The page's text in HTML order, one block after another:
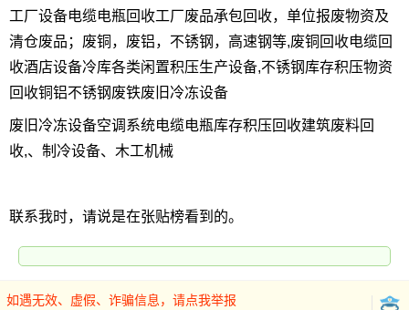
工厂设备电缆电瓶回收工厂废品承包回收，单位报废物资及
清仓废品；废铜，废铝，不锈钢，高速钢等,废铜回收电缆回
收酒店设备冷库各类闲置积压生产设备,不锈钢库存积压物资
回收铜铝不锈钢废铁废旧冷冻设备
废旧冷冻设备空调系统电缆电瓶库存积压回收建筑废料回
收,、制冷设备、木工机械
联系我时，请说是在张贴榜看到的。
如遇无效、虚假、诈骗信息，请点我举报